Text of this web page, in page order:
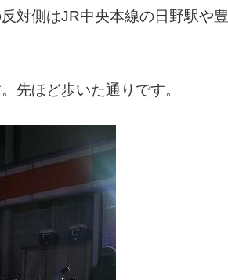
対側はJR中央本線の日野駅や豊
先ほど歩いた通りです。